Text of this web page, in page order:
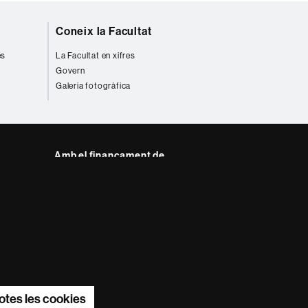
les cookies
Coneix la Facultat
La Facultat en xifres
Govern
Galeria fotogràfica
Amb el finançament de